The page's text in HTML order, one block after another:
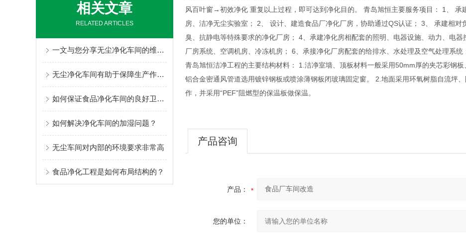
相关文章
RELATED ARTICLES
一文与您分享无尘净化车间的维护保养方法
无尘净化车间有助于保障生产作业的安全和卫生
如何保证食品净化车间的良好卫生状态
如何解决净化车间的加湿问题？
无尘车间对内部的环境要求非常高
食品净化工程是如何布局结构的？
风百叶窗→初效净化 重复以上过程，即可达到净化目的。 青岛旭恒主要服务项目： 1、
房、洁净无尘实验室； 2、 设计、建造食品厂净化厂房，协助通过QS认证； 3、 承建相
臭、抗静电等特殊要求的净化厂房； 4、承建净化房相配套的照明、电器设施、动力、电
厂房系统、空调机房、冷冻机房； 6、承接净化厂房配套的给排水、水处理及空气处理系统
青岛旭恒洁净工程的主要结构材料： 1.洁净室墙、顶板材料一般采用50mm厚的夹芯彩钢
铝合金密通风管道选用镀锌钢板或喷涂薄钢板闭玻璃固定窗。 2.地面采用环氧树脂自流坪
作，并采用“PEF”阻燃型的保温板做保温。
产品咨询
产品：
您的单位：